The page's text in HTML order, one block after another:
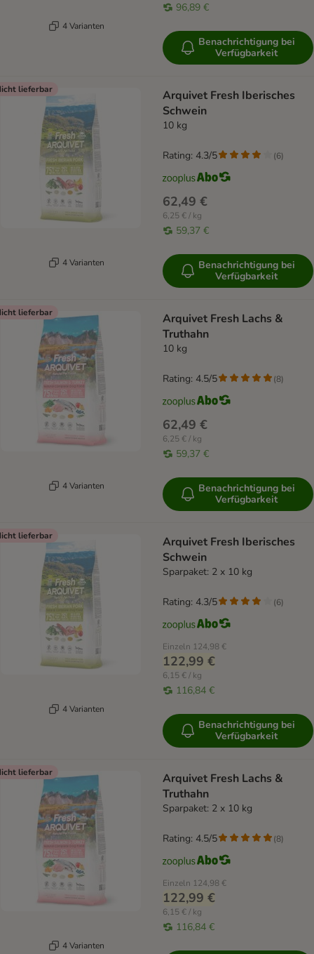
4 Varianten
96,89 €
Benachrichtigung bei
Verfügbarkeit
lieferbar
4 Varianten
Arquivet Fresh Iberisches
Schwein
10 kg
62,49 €
6,25 € / kg
59,37 €
Rating: 4.3/5 (6)
Benachrichtigung bei
Verfügbarkeit
lieferbar
4 Varianten
Arquivet Fresh Lachs &
Truthahn
10 kg
62,49 €
6,25 € / kg
59,37 €
Rating: 4.5/5 (8)
Benachrichtigung bei
Verfügbarkeit
lieferbar
4 Varianten
Arquivet Fresh Iberisches
Schwein
Sparpaket: 2 x 10 kg
Einzeln 124,98 €
122,99 €
6,15 € / kg
116,84 €
Rating: 4.3/5 (6)
Benachrichtigung bei
Verfügbarkeit
lieferbar
4 Varianten
Arquivet Fresh Lachs &
Truthahn
Sparpaket: 2 x 10 kg
Einzeln 124,98 €
122,99 €
6,15 € / kg
116,84 €
Rating: 4.5/5 (8)